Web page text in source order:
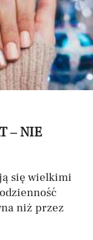
– NIE
się wielkimi
niż przez